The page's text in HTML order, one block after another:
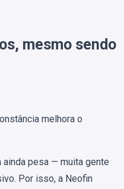
mesmo sendo
melhora o
ainda pesa — muita gente
Por isso, a Neofin